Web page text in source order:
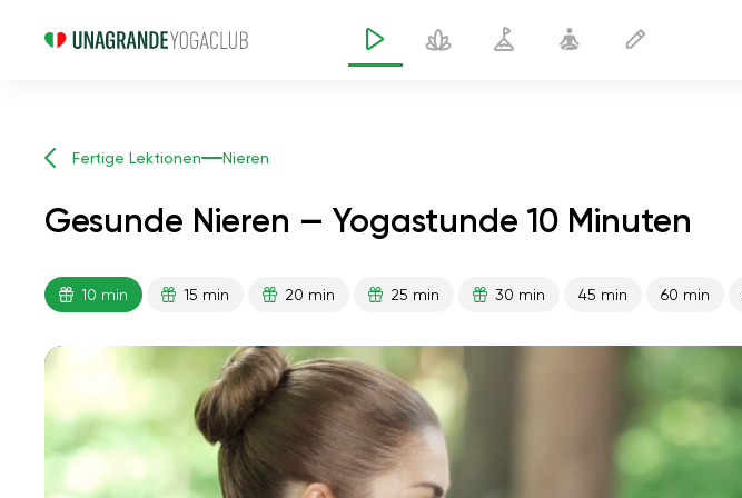
Fertige Lektionen Nieren
Gesunde Nieren — Yogastunde 10 Minuten
10 min 15 min 20 min 25 min 30 min 45 min 60 min
flucht der seele